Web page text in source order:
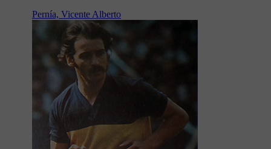
Pernía, Vicente Alberto